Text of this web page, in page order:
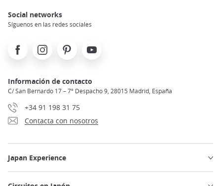
Social networks
Síguenos en las redes sociales
FacebookInstagramPinterest Youtube
Información de contacto
C/ San Bernardo 17 – 7º Despacho 9, 28015 Madrid, España
+34 91 198 31 75
Contacta con nosotros
Japan Experience